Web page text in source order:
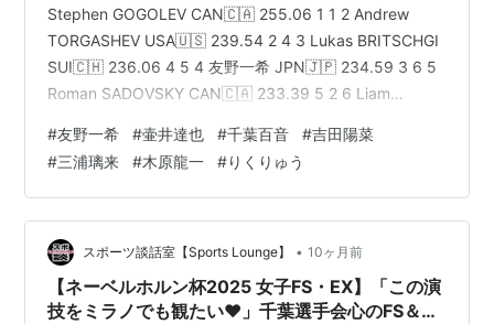
Stephen GOGOLEV CAN🇨🇦 255.06 1 1 2 Andrew
TORGASHEV USA🇺🇸 239.54 2 4 3 Lukas BRITSCHGI
SUI🇨🇭 236.06 4 5 4 友野一希 JPN🇯🇵 234.59 3 6 5
Roman SADOVSKY CAN🇨🇦 233.39 5 2 6 Liam
219.99 7 7 8 壷井達也 JPN🇯🇵 209.01 12 8 9 Gabriele
FRAN…
#友野一希 #壷井達也 #千葉百音 #吉田陽菜
#三浦璃来 #木原龍一 #りくりゅう
スポーツ談話室【Sports Lounge】 • 10ヶ月前
【ネーベルホルン杯2025 女子FS・EX】「この演
技をミラノでも観たい❤︎」千葉選手会心のFS＆り